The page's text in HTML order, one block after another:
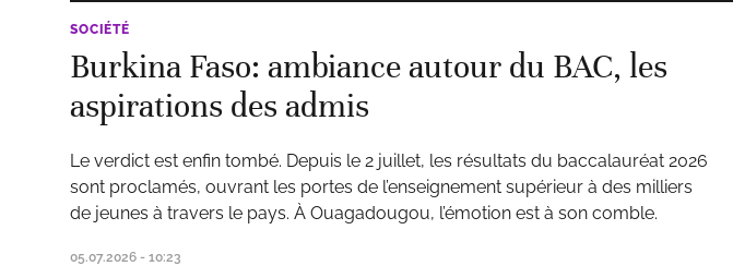
SOCIÉTÉ
Burkina Faso: ambiance autour du BAC, les
aspirations des admis
Le verdict est enfin tombé. Depuis le 2 juillet, les résultats du baccalauréat 2026
sont proclamés, ouvrant les portes de l’enseignement supérieur à des milliers
de jeunes à travers le pays. À Ouagadougou, l’émotion est à son comble.
05.07.2026 - 10:23